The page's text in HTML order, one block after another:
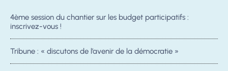
4ème session du chantier sur les budget participatifs :
inscrivez-vous !
Tribune : « discutons de l’avenir de la démocratie »